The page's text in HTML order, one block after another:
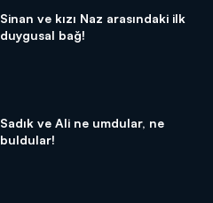
Sinan ve kızı Naz arasındaki ilk
duygusal bağ!
Sadık ve Ali ne umdular, ne
buldular!